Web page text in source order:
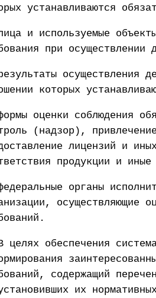
устанавливаются
и используемые
при осуществлении
осуществления
которых
оценки соблюдения
(надзор),
лицензий и
продукции и
органы
осуществляющие
целях обеспечения
содержащий
их